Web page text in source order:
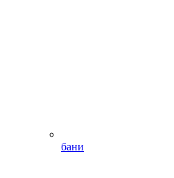
бани